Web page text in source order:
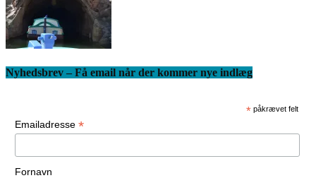
Nyhedsbrev – Få email når der kommer nye indlæg
* påkrævet felt
Emailadresse *
Fornavn